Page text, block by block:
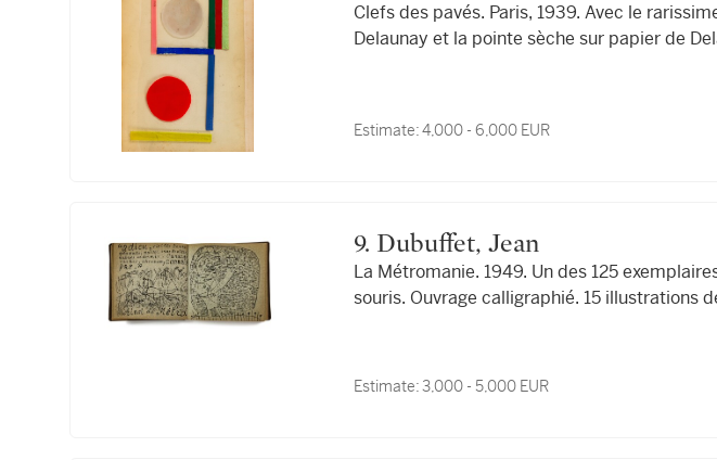
pseudonyme d'Anatole
Clefs des pavés. Paris, 1939. Avec le rarissime collage original de Robert
Delaunay et la pointe sèche sur papier de
Estimate:4,000 - 6,000 EUR
9. Dubuffet, Jean
La Métromanie. 1949. Un des 125
souris. Ouvrage calligraphié. 15 illustrations
Estimate:3,000 - 5,000 EUR